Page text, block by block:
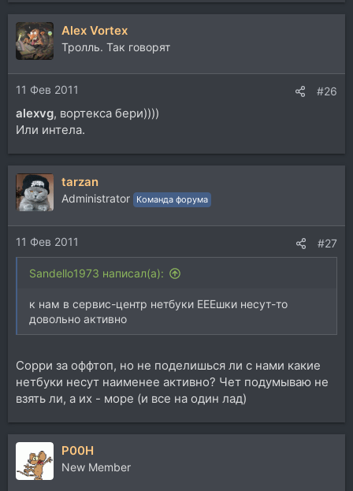
Alex Vortex
Тролль. Так говорят
11 Фев 2011 #26
alexvg, вортекса бери))))
Или интела.
tarzan
Administrator Команда форума
11 Фев 2011 #27
Sandello1973 написал(а):
к нам в сервис-центр нетбуки ЕЕЕшки несут-то
довольно активно
Сорри за оффтоп, но не поделишься ли с нами какие
нетбуки несут наименее активно? Чет подумываю не
взять ли, а их - море (и все на один лад)
P00H
New Member